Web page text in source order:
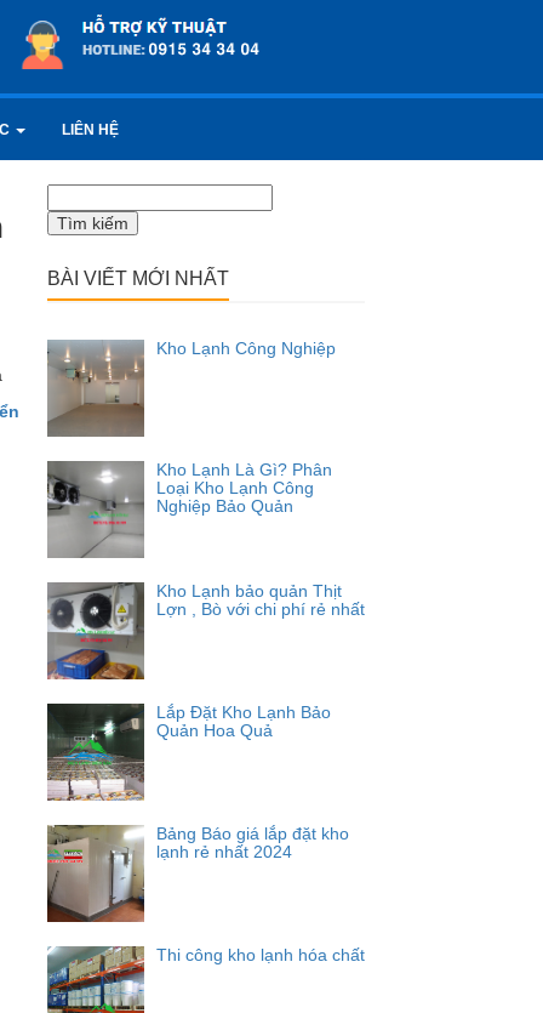
LIÊN HỆ
kiếm
cho:
BÀI VIẾT MỚI NHẤT
Kho Lạnh Công Nghiệp
Kho Lạnh Là Gì? Phân
Loại Kho Lạnh Công
Nghiệp Bảo Quản
Kho Lạnh bảo quản Thịt
Lợn , Bò với chi phí rẻ nhất
Lắp Đặt Kho Lạnh Bảo
Quản Hoa Quả
Bảng Báo giá lắp đặt kho
lạnh rẻ nhất 2024
Thi công kho lạnh hóa chất